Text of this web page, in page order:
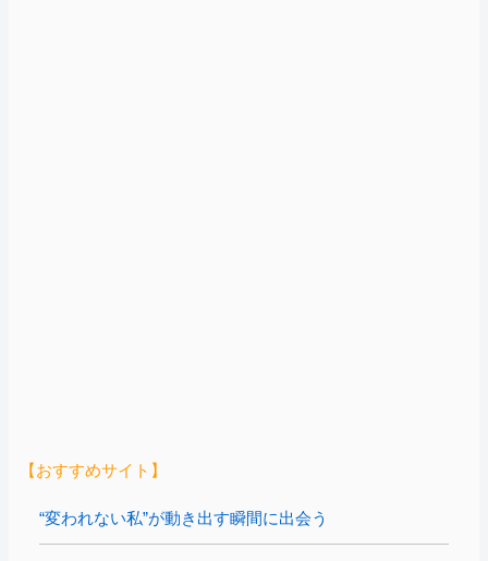
【おすすめサイト】
“変われない私”が動き出す瞬間に出会う